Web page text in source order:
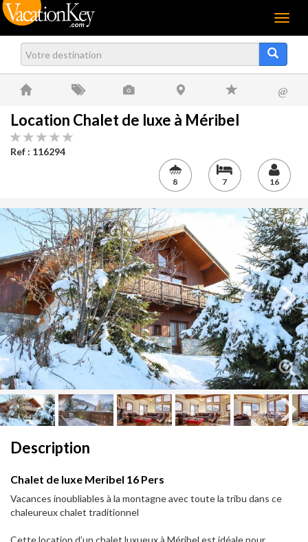
Menu
@
Location Chalet de luxe à Méribel
Ref : 116294
8 7 16
Next
Description
Chalet de luxe Meribel 16 Pers
Vacances inoubliables à la montagne avec toute la tribu dans ce
chaleureux chalet traditionnel